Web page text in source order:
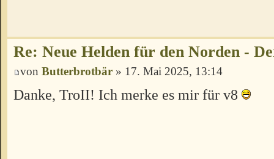
Re: Neue Helden für den Norden -
von Butterbrotbär » 17. Mai 2025, 13:14
Danke, TroII! Ich merke es mir für v8